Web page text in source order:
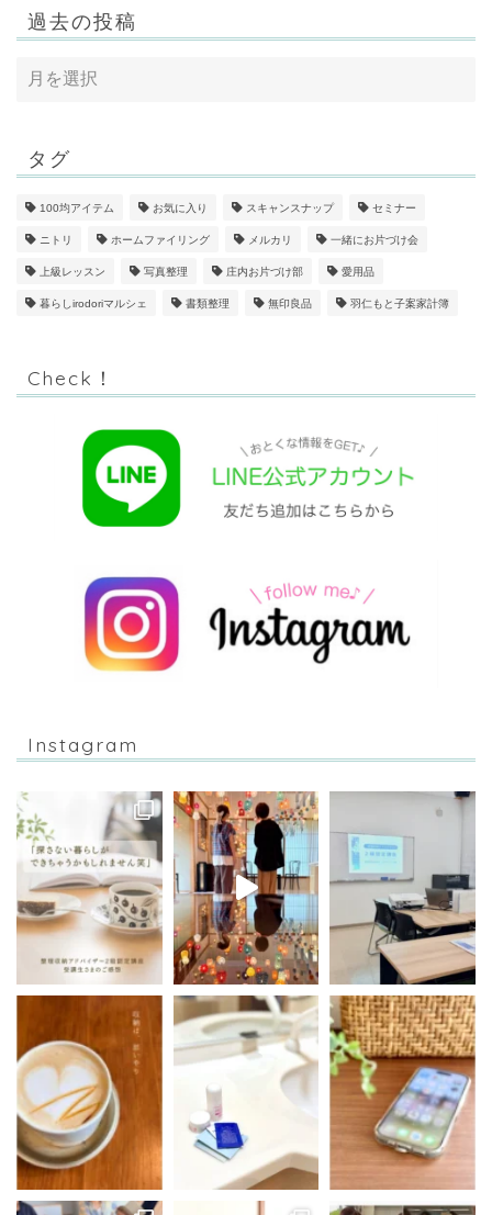
過去の投稿
タグ
100均アイテム お気に入り スキャンスナップ セミナー
ニトリ ホームファイリング メルカリ 一緒にお片づけ会
上級レッスン 写真整理 庄内お片づけ部 愛用品
暮らしirodoriマルシェ 書類整理 無印良品 羽仁もと子案家計簿
Check！
Instagram